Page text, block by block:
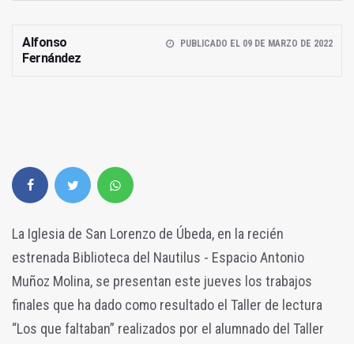
Alfonso
Fernández
PUBLICADO EL 09 DE MARZO DE 2022
La Iglesia de San Lorenzo de Úbeda, en la recién
estrenada Biblioteca del Nautilus - Espacio Antonio
Muñoz Molina, se presentan este jueves los trabajos
finales que ha dado como resultado el Taller de lectura
“Los que faltaban” realizados por el alumnado del Taller